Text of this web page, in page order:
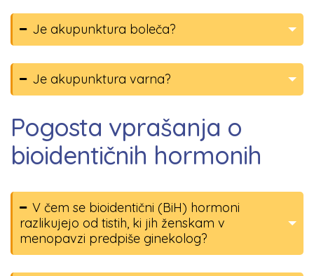
Je akupunktura boleča?
Je akupunktura varna?
Pogosta vprašanja o
bioidentičnih hormonih
V čem se bioidentični (BiH) hormoni
razlikujejo od tistih, ki jih ženskam v
menopavzi predpiše ginekolog?